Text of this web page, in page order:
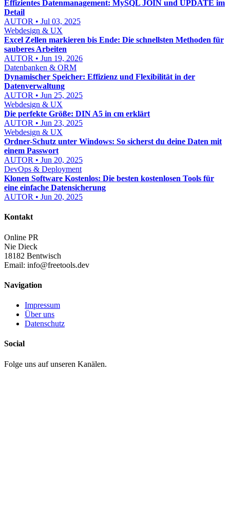
Effizientes Datenmanagement: MySQL JOIN und UPDATE im
Detail
AUTOR • Jul 03, 2025
Webdesign & UX
Excel Zellen markieren bis Ende: Die schnellsten Methoden für
sauberes Arbeiten
AUTOR • Jun 19, 2026
Datenbanken & ORM
Dynamischer Speicher: Effizienz und Flexibilität in der
Datenverwaltung
AUTOR • Jun 25, 2025
Webdesign & UX
Die perfekte Größe: DIN A5 in cm erklärt
AUTOR • Jun 23, 2025
Webdesign & UX
Ordner-Schutz unter Windows: So sicherst du deine Daten mit
einem Passwort
AUTOR • Jun 20, 2025
DevOps & Deployment
Klonen Software Kostenlos: Die besten kostenlosen Tools für
eine einfache Datensicherung
AUTOR • Jun 20, 2025
Kontakt
Online PR
Nie Dieck
18182 Bentwisch
Email: info@freetools.dev
Navigation
Impressum
Über uns
Datenschutz
Social
Folge uns auf unseren Kanälen.